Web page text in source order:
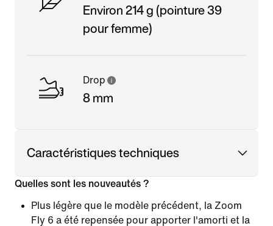
Environ 214 g (pointure 39
pour femme)
Drop
8 mm
Caractéristiques techniques
Quelles sont les nouveautés ?
Plus légère que le modèle précédent, la Zoom
Fly 6 a été repensée pour apporter l'amorti et la